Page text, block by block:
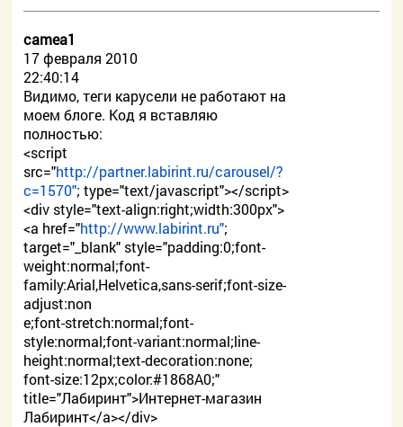
camea1
17 февраля 2010
22:40:14
Видимо, теги карусели не работают на
моем блоге. Код я вставляю
полностью:
<script
src="http://partner.labirint.ru/carousel/?
c=1570"; type="text/javascript"></script>
<div style="text-align:right;width:300px">
<a href="http://www.labirint.ru";
target="_blank" style="padding:0;font-
weight:normal;font-
family:Arial,Helvetica,sans-serif;font-size-
adjust:non
e;font-stretch:normal;font-
style:normal;font-variant:normal;line-
height:normal;text-decoration:none;
font-size:12px;color:#1868A0;"
title="Лабиринт">Интернет-магазин
Лабиринт</a></div>